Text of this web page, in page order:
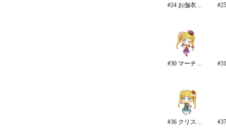
#24 お伽衣装・白雪姫
#30 マーチング☆メロディーズ
#36 クリスタルナイトパーティ